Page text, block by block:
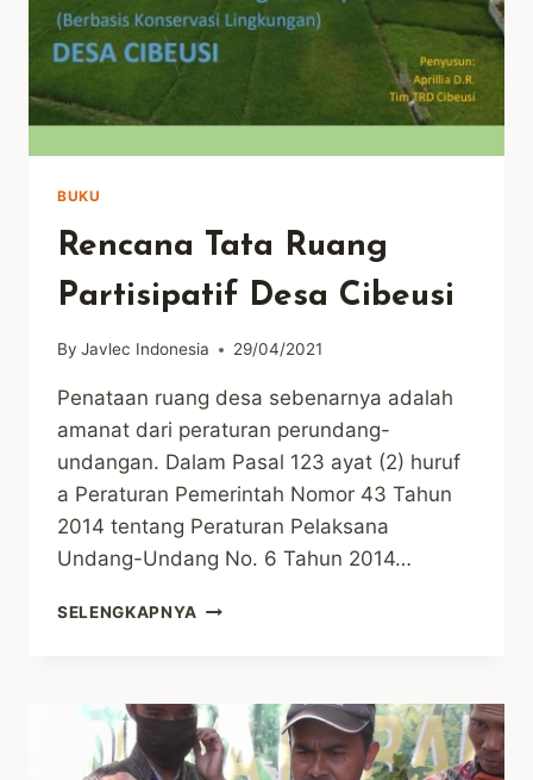
BUKU
Rencana Tata Ruang
Partisipatif Desa Cibeusi
By Javlec Indonesia 29/04/2021
Penataan ruang desa sebenarnya adalah
amanat dari peraturan perundang-
undangan. Dalam Pasal 123 ayat (2) huruf
a Peraturan Pemerintah Nomor 43 Tahun
2014 tentang Peraturan Pelaksana
Undang-Undang No. 6 Tahun 2014…
SELENGKAPNYA RENCANA
DESA
CIBEUSI